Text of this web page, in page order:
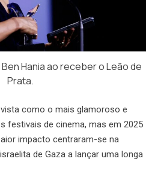
Hania ao receber o Leão de
Prata.
como o mais glamoroso e
festivais de cinema, mas em 2025
impacto centraram-se na
de Gaza a lançar uma longa